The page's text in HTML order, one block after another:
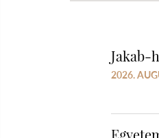
Jakab-
2026.